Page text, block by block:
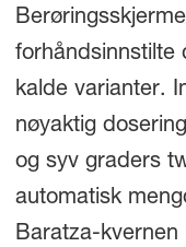
forhåndsinnstilte
kalde varianter.
nøyaktig
og syv graders
automatisk
Baratza-kvernen